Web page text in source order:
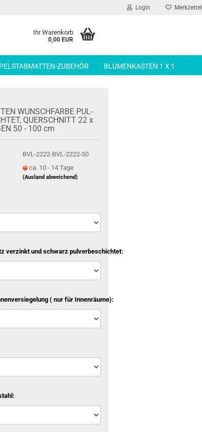
Login Merkzettel
Ihr Warenkorb
0,00 EUR
ZUBEHÖR BLUMENKASTEN 1 X 1
WUNSCH­FAR­BE PUL­
QUER­SCHNITT 22 x
50 - 100 cm
BVL-2222-BVL-2222-50
ca. 10 - 14 Tage
(Ausland abweichend)
verzinkt und schwarz pulverbeschichtet:
( nur für Innenräume):